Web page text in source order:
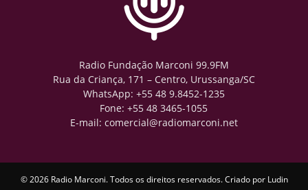
Radio Fundação Marconi 99.9FM
Rua da Criança, 171 – Centro, Urussanga/SC
WhatsApp: +55 48 9.8452-1235
Fone: +55 48 3465-1055
E-mail: comercial@radiomarconi.net
© 2026 Radio Marconi. Todos os direitos reservados. Criado por Ludin